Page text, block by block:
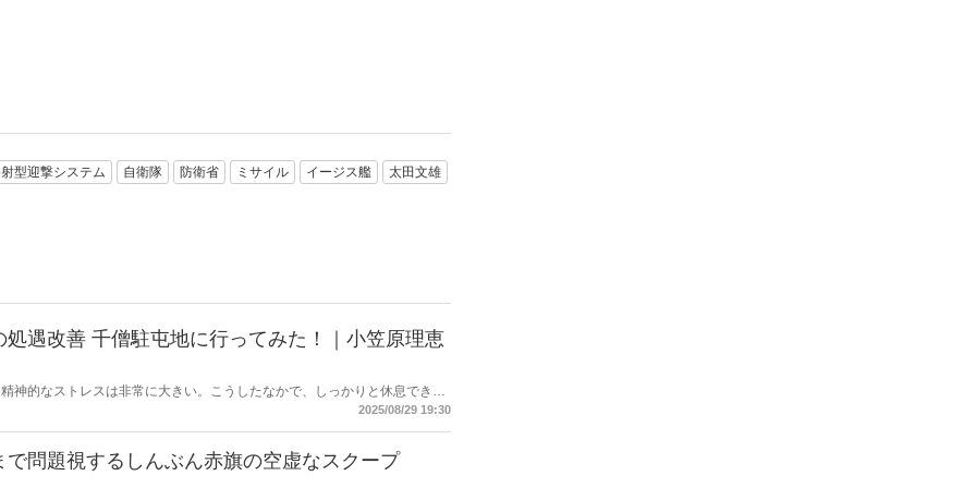
型迎撃システム 自衛隊 防衛省 ミサイル イージス艦 太田文雄
遇改善 千僧駐屯地に行ってみた！｜小笠原理恵
神的なストレスは非常に大きい。こうしたなかで、しっかりと休息できる
時に本来の力を発揮することは難しい。今回は変わりつつある現場を取材
2025/08/29 19:30
問題視するしんぶん赤旗の空虚なスクープ